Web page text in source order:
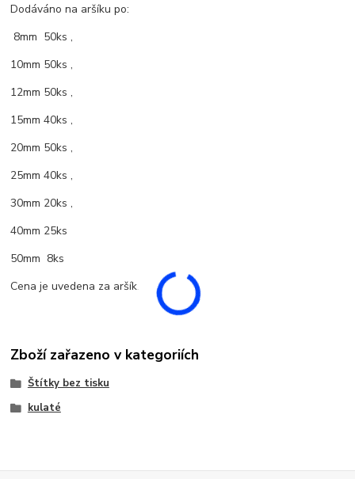
Dodáváno na aršíku po:
8mm 50ks ,
10mm 50ks ,
12mm 50ks ,
15mm 40ks ,
20mm 50ks ,
25mm 40ks ,
30mm 20ks ,
40mm 25ks
50mm 8ks
Cena je uvedena za aršík.
Zboží zařazeno v kategoriích
Štítky bez tisku
kulaté